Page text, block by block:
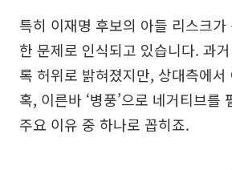
특히 이재명 후보의 아들 리스크
한 문제로 인식되고 있습니다. 과
록 허위로 밝혀졌지만, 상대측에서
혹, 이른바 ‘병풍’으로 네거티브를
주요 이유 중 하나로 꼽히죠.